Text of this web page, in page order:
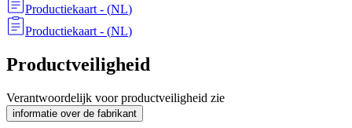
Productiekaart - (NL)
Productiekaart - (NL)
Productveiligheid
Verantwoordelijk voor productveiligheid zie
informatie over de fabrikant